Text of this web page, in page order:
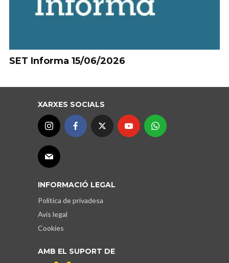
SET Informa 15/06/2026
XARXES SOCIALS
INFORMACIÓ LEGAL
Política de privadesa
Avís legal
Cookies
AMB EL SUPORT DE